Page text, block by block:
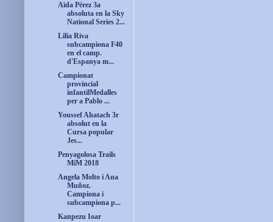
Aïda Pérez 3a
absoluta en la Sky
National Series 2...
Lilia Riva
subcampiona F40
en el camp.
d'Espanya m...
Campionat
provincial
infantilMedalles
per a Pablo ...
Youssef Ahatach 3r
absolut en la
Cursa popular
Jes...
Penyagolosa Trails
MiM 2018
Angela Molto i Ana
Muñoz.
Campiona i
subcampiona p...
Kanpezu Ioar